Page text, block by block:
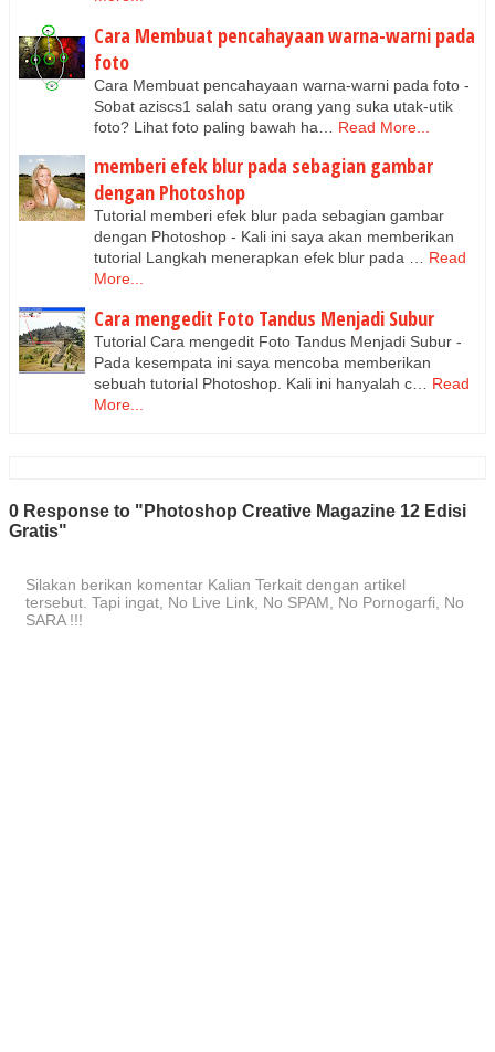
Cara Membuat pencahayaan warna-warni pada
foto
Cara Membuat pencahayaan warna-warni pada foto -
Sobat aziscs1 salah satu orang yang suka utak-utik
foto? Lihat foto paling bawah ha…
Read More...
memberi efek blur pada sebagian gambar
dengan Photoshop
Tutorial memberi efek blur pada sebagian gambar
dengan Photoshop - Kali ini saya akan memberikan
tutorial Langkah menerapkan efek blur pada …
Read
More...
Cara mengedit Foto Tandus Menjadi Subur
Tutorial Cara mengedit Foto Tandus Menjadi Subur -
Pada kesempata ini saya mencoba memberikan
sebuah tutorial Photoshop. Kali ini hanyalah c…
Read
More...
0 Response to "Photoshop Creative Magazine 12 Edisi
Gratis"
Silakan berikan komentar Kalian Terkait dengan artikel
tersebut. Tapi ingat, No Live Link, No SPAM, No Pornogarfi, No
SARA !!!